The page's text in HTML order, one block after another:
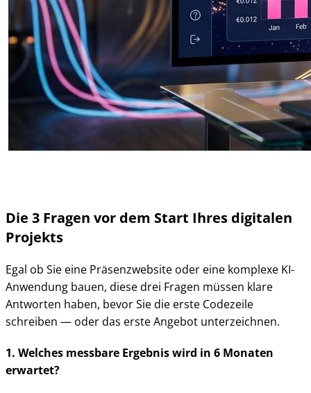
Die 3 Fragen vor dem Start Ihres digitalen
Projekts
Egal ob Sie eine Präsenzwebsite oder eine komplexe KI-
Anwendung bauen, diese drei Fragen müssen klare
Antworten haben, bevor Sie die erste Codezeile
schreiben — oder das erste Angebot unterzeichnen.
1. Welches messbare Ergebnis wird in 6 Monaten
erwartet?